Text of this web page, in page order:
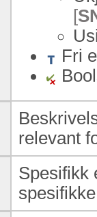
[
Fri
relevant
Spesifikk